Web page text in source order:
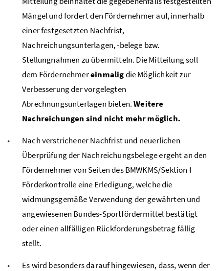
Mängel und fordert den Fördernehmer auf, innerhalb
einer festgesetzten Nachfrist,
Nachreichungsunterlagen, -belege bzw.
Stellungnahmen zu übermitteln. Die Mitteilung soll
dem Fördernehmereinmaligdie Möglichkeit zur
Verbesserung der vorgelegten
Abrechnungsunterlagen bieten.Weitere
Nachreichungen sind nicht mehr möglich.
Nach verstrichener Nachfrist und neuerlichen
Überprüfung der Nachreichungsbelege ergeht an den
Fördernehmer von Seiten des BMWKMS/Sektion I
Förderkontrolle eine Erledigung, welche die
widmungsgemäße Verwendung der gewährten und
angewiesenen Bundes-Sportfördermittel bestätigt
oder einen allfälligen Rückforderungsbetrag fällig
stellt.
Es wird besonders darauf hingewiesen, dass, wenn der